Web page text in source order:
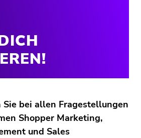
bei allen Fragestellungen
Shopper Marketing,
und Sales